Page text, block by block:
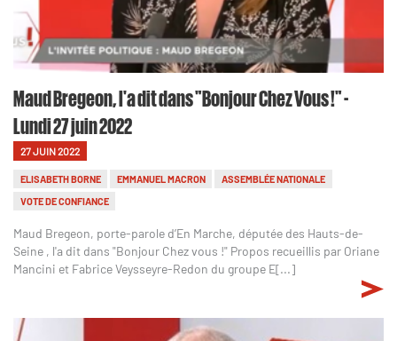
Maud Bregeon, l'a dit dans "Bonjour Chez Vous !" -
Lundi 27 juin 2022
27 JUIN 2022
ELISABETH BORNE EMMANUEL MACRON
ASSEMBLÉE NATIONALE
VOTE DE CONFIANCE
Maud Bregeon, porte-parole d’En Marche, députée des Hauts-de-
Seine , l'a dit dans "Bonjour Chez vous !" Propos recueillis par Oriane
Mancini et Fabrice Veysseyre-Redon du groupe E[...]